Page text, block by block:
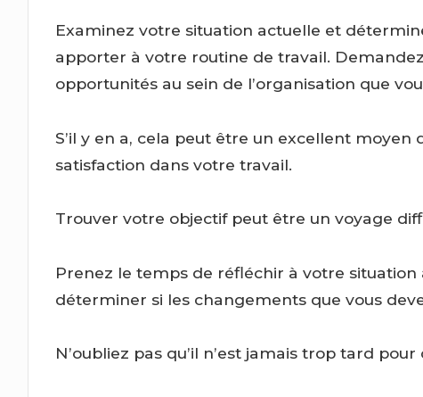
Examinez votre situation actuelle et
apporter à votre routine de travail.
opportunités au sein de l’organisation que
S’il y en a, cela peut être un excellent
satisfaction dans votre travail.
Trouver votre objectif peut être un voyage
Prenez le temps de réfléchir à votre situation
déterminer si les changements que vous
N’oubliez pas qu’il n’est jamais trop tard